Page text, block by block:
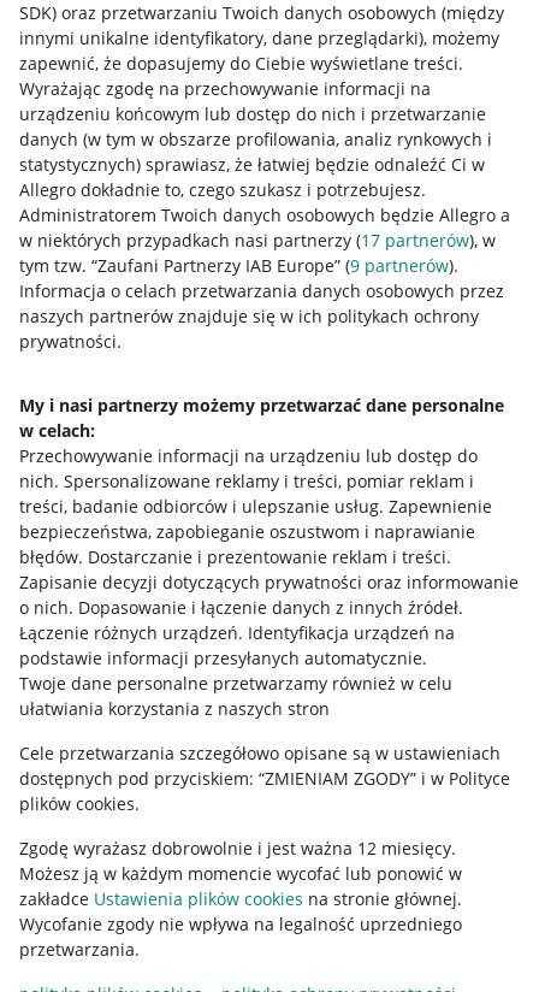
SDK) oraz przetwarzaniu Twoich danych osobowych (między
innymi unikalne identyfikatory, dane przeglądarki), możemy
zapewnić, że dopasujemy do Ciebie wyświetlane treści.
Wyrażając zgodę na przechowywanie informacji na
urządzeniu końcowym lub dostęp do nich i przetwarzanie
danych (w tym w obszarze profilowania, analiz rynkowych i
statystycznych) sprawiasz, że łatwiej będzie odnaleźć Ci w
Allegro dokładnie to, czego szukasz i potrzebujesz.
Administratorem Twoich danych osobowych będzie Allegro a
w niektórych przypadkach nasi partnerzy (17 partnerów), w
tym tzw. “Zaufani Partnerzy IAB Europe” (9 partnerów).
Informacja o celach przetwarzania danych osobowych przez
naszych partnerów znajduje się w ich politykach ochrony
prywatności.
My i nasi partnerzy możemy przetwarzać dane personalne
w celach:
Przechowywanie informacji na urządzeniu lub dostęp do
nich. Spersonalizowane reklamy i treści, pomiar reklam i
treści, badanie odbiorców i ulepszanie usług. Zapewnienie
bezpieczeństwa, zapobieganie oszustwom i naprawianie
błędów. Dostarczanie i prezentowanie reklam i treści.
Zapisanie decyzji dotyczących prywatności oraz informowanie
o nich. Dopasowanie i łączenie danych z innych źródeł.
Łączenie różnych urządzeń. Identyfikacja urządzeń na
podstawie informacji przesyłanych automatycznie.
Twoje dane personalne przetwarzamy również w celu
ułatwiania korzystania z naszych stron
Cele przetwarzania szczegółowo opisane są w ustawieniach
dostępnych pod przyciskiem: “ZMIENIAM ZGODY” i w Polityce
plików cookies.
Zgodę wyrażasz dobrowolnie i jest ważna 12 miesięcy.
Możesz ją w każdym momencie wycofać lub ponowić w
zakładce Ustawienia plików cookies na stronie głównej.
Wycofanie zgody nie wpływa na legalność uprzedniego
przetwarzania.
Przydatne informacje
Jak to działa
Allegro Gadane dla sprzedających
Allegro Gadane dla kupujących
Mapa miejscowości
Informacje prawne
Regulamin
Polityka plików "cookies"
Ustawienia plików "cookies"
Udostępnianie lokalizacji
Informacje dla Aktu o Usługach Cyfrowych
Pobierz aplikację